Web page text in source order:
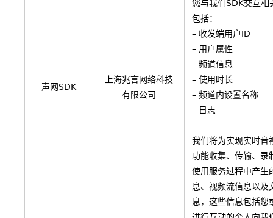
声网SDK
上海兆言网络科技
有限公司
您与我们SDK交互相
包括：
– 收发端用户ID
– 用户属性
– 频道信息
– 使用时长
– 频道内设置名称
– 日志
我们将为实现实时音
功能收集、传输、录
使用服务过程中产生
息、视频流信息以及
息，这些信息包括您